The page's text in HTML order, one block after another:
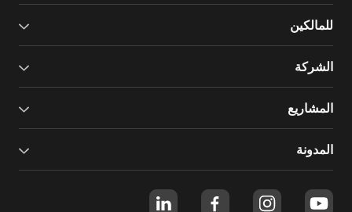
للمالكين
الشركة
المشاريع
المدونة